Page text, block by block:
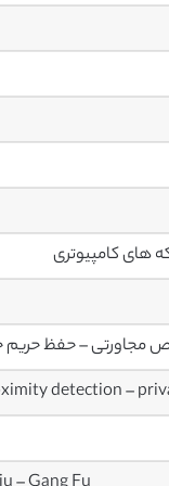
های کامپیوتری
مجاورتی – حفظ
detection –